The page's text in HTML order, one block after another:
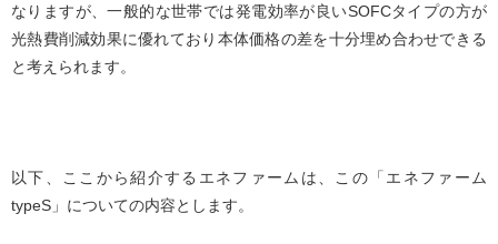
なりますが、一般的な世帯では発電効率が良いSOFCタイプの方が
光熱費削減効果に優れており本体価格の差を十分埋め合わせできる
と考えられます。
以下、ここから紹介するエネファームは、この「エネファーム
typeS」についての内容とします。